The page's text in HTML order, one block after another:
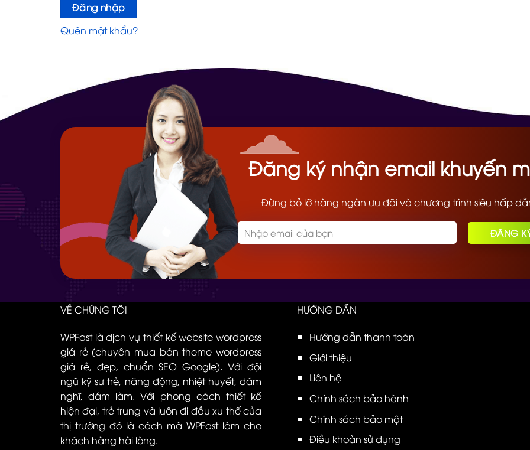
Đăng nhập
Quên mật khẩu?
Đăng ký nhận email khuyến
Đừng bỏ lỡ hàng ngàn ưu đãi và chương trình siêu hấp
VỀ CHÚNG TÔI
WPFast là dịch vụ thiết kế website wordpress
giá rẻ (chuyên mua bán theme wordpress
giá rẻ, đẹp, chuẩn SEO Google). Với đội
ngũ kỹ sư trẻ, năng động, nhiệt huyết, dám
nghĩ, dám làm. Với phong cách thiết kế
hiện đại, trẻ trung và luôn đi đầu xu thế của
thị trường đó là cách mà WPFast làm cho
khách hàng hài lòng.
HƯỚNG DẪN
Hướng dẫn thanh toán
Giới thiệu
Liên hệ
Chính sách bảo hành
Chính sách bảo mật
Điều khoản sử dụng